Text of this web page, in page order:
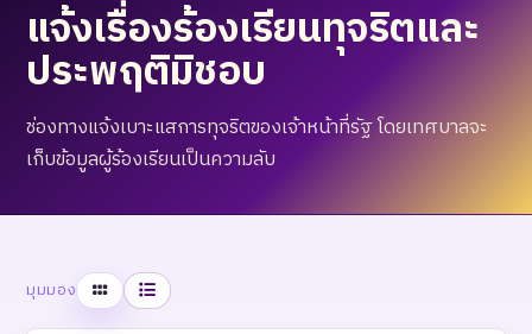
แจ้งเรื่องร้องเรียนทุจริตและ
ประพฤติมิชอบ
ช่องทางแจ้งเบาะแสการทุจริตของเจ้าหน้าที่รัฐ โดยเทศบาลจะ
เก็บข้อมูลผู้ร้องเรียนเป็นความลับ
มุมมอง ตารางรายการ